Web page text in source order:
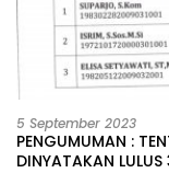
5 September 2023
PENGUMUMAN :
DINYATAKAN